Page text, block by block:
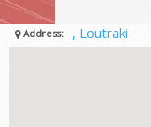
Address: , Loutraki